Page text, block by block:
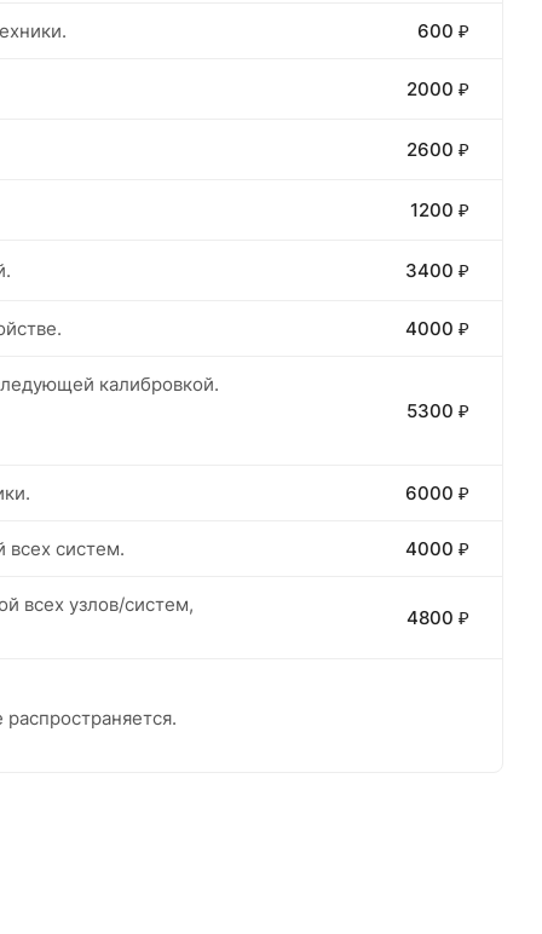
600 ₽
2000 ₽
2600 ₽
1200 ₽
3400 ₽
4000 ₽
калибровкой.
5300 ₽
6000 ₽
всех систем. 4000 ₽
всех узлов/систем,
4800 ₽